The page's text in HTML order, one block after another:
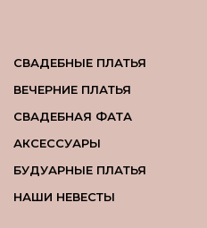
СВАДЕБНЫЕ ПЛАТЬЯ
ВЕЧЕРНИЕ ПЛАТЬЯ
СВАДЕБНАЯ ФАТА
АКСЕССУАРЫ
БУДУАРНЫЕ ПЛАТЬЯ
НАШИ НЕВЕСТЫ